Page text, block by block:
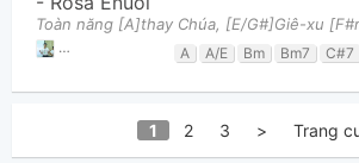
Bruce Viết Thắng 14 tháng 02, 2023 lúc
A A/E Bm Bm7 C#7
1 2 3 > Trang